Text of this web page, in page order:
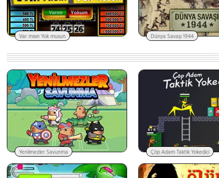
Var mısın Yok musun Dünya Savaşı 1944
Yenilmezler Savunma Çöp Adam Taktik Yokedici